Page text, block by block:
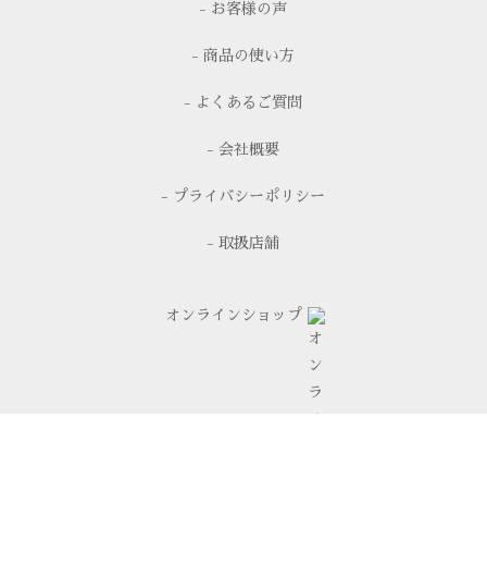
- お客様の声
- 商品の使い方
- よくあるご質問
- 会社概要
- プライバシーポリシー
- 取扱店舗
オンラインショップ